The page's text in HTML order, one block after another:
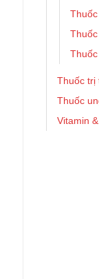
Thuốc trị
Thuốc
Vitamin